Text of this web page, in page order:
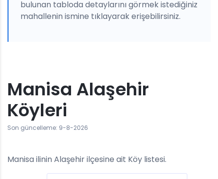
bulunan tabloda detaylarını görmek istediğiniz
mahallenin ismine tıklayarak erişebilirsiniz.
Manisa Alaşehir
Köyleri
Son güncelleme: 9-8-2026
Manisa ilinin Alaşehir ilçesine ait Köy listesi.